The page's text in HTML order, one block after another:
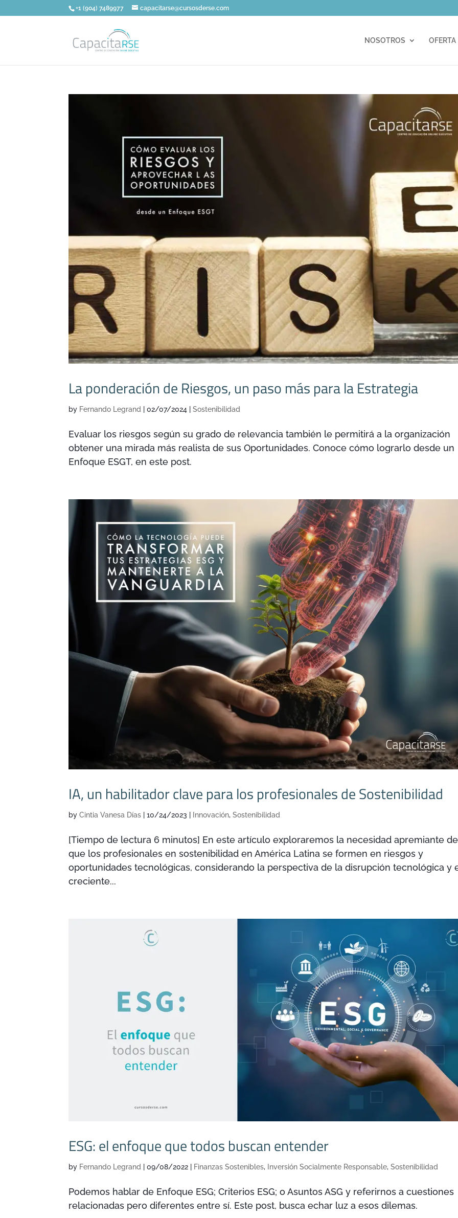
+1 (904) 7489977 capacitarse@cursosderse.com
NOSOTROS
La ponderación de Riesgos, un paso más para la Estrategia
by Fernando Legrand |02/07/2024 |Sostenibilidad
Evaluar los riesgos según su grado de relevancia también le permitirá a la organización
obtener una mirada más realista de sus Oportunidades. Conoce cómo lograrlo desde un
Enfoque ESGT, en este post.
IA, un habilitador clave para los profesionales de Sostenibilidad
byCintia Vanesa Días |10/24/2023 Innovación,Sostenibilidad
[Tiempo de lectura 6 minutos] En este artículo exploraremos la necesidad apremiante de
que los profesionales en sostenibilidad en América Latina se formen en riesgos y
oportunidades tecnológicas, considerando la perspectiva de la disrupción tecnológica y
creciente...
ESG: el enfoque que todos buscan entender
by Fernando Legrand |09/08/2022 Finanzas Sostenibles, Inversión Socialmente Responsable,Sostenibilidad
Podemos hablar de Enfoque ESG; Criterios ESG; o Asuntos ASG y referirnos a cuestiones
relacionadas pero diferentes entre sí. Este post, busca echar luz a esos dilemas.